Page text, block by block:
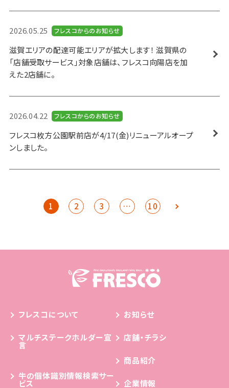
2026.05.25 フレスコからのお知らせ
滋賀エリアの配達可能エリアが拡大します！ 滋賀県の
「店舗受取サービス」対象店舗は、フレスコ向陽店を加
えた2店舗に。
2026.04.22 フレスコからのお知らせ
フレスコ枚方公園駅前店が4/17(金)リニューアルオープ
ンしました。
1 2 3 … 10
フレスコについて お知らせ
マルチステークホルダー宣
言
店舗・チラシ
商品紹介
牛の個体識別情報検索サー
ビス 企業情報